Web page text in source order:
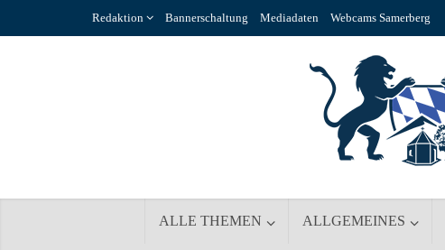
Redaktion Bannerschaltung Mediadaten Webcams Samerberg
ALLE THEMEN ALLGEMEINES